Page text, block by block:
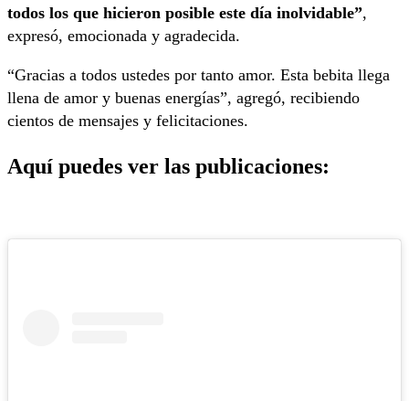
todos los que hicieron posible este día inolvidable”,
expresó, emocionada y agradecida.
“Gracias a todos ustedes por tanto amor. Esta bebita llega
llena de amor y buenas energías”, agregó, recibiendo
cientos de mensajes y felicitaciones.
Aquí puedes ver las publicaciones: